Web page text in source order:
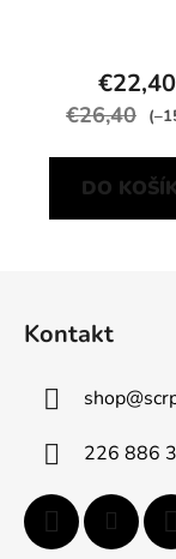
€22,40
€26,40
DO
Kontakt
shop@
226 886